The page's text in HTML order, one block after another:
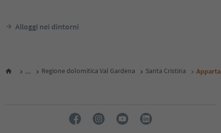
Alloggi nei dintorni
... Regione dolomitica Val Gardena Santa Cristina